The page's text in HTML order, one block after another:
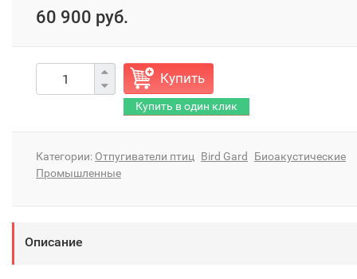
60 900 руб.
Купить
Категории: Отпугиватели птиц Bird Gard
Биоакустические
Промышленные
Описание